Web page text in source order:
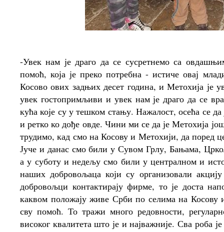
-Увек нам је драго да се сусретнемо са
помоћ, која је преко потребна - истиче овај
Косово ових задњих десет година, и Метохија је
увек гостопримљиви и увек нам је драго да се
кућа које су у тешком стању. Нажалост, осећа се
и ретко ко дође овде. Чини ми се да је Метохија
трудимо, кад смо на Косову и Метохији, да поред
Јуче и данас смо били у Сувом Грлу, Бањама,
а у суботу и недељу смо били у централном и
наших добровољаца који су организовали
добровољци контактирају фирме, то је доста
каквом положају живе Срби по селима на
сву помоћ. То тражи много редовности,
високог квалитета што је и најважније. Сва роба